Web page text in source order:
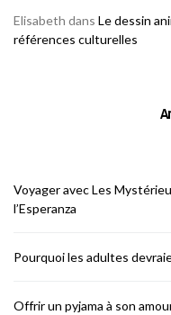
Elisabeth dans Le dessin
références culturelles
Voyager avec Les
l’Esperanza
Pourquoi les adultes
Offrir un pyjama à son